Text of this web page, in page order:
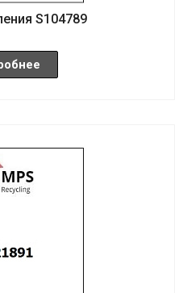
S104789